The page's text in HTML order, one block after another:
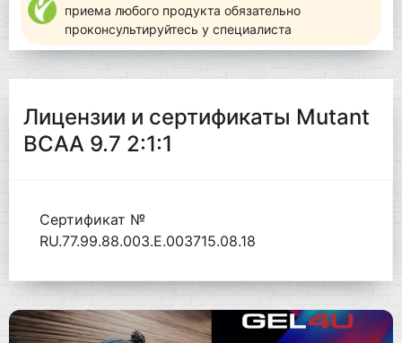
приема любого продукта обязательно
проконсультируйтесь у специалиста
Лицензии и сертификаты Mutant
BCAA 9.7 2:1:1
Сертификат №
RU.77.99.88.003.Е.003715.08.18